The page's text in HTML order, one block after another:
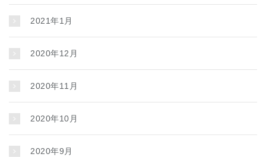
2021年1月
2020年12月
2020年11月
2020年10月
2020年9月